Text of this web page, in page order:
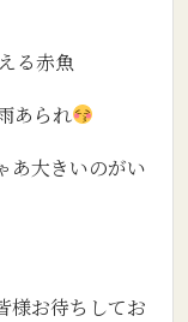
る赤魚
あられ
あ大きいのがい
様お待ちしてお